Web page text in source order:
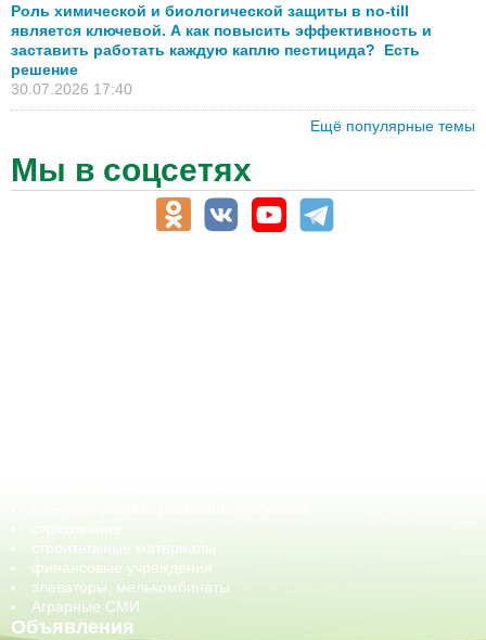
Роль химической и биологической защиты в no-till
является ключевой. А как повысить эффективность и
заставить работать каждую каплю пестицида? Есть
решение
30.07.2026 17:40
Ещё популярные темы
Мы в соцсетях
строительные материалы
финансовые учреждения
элеваторы, мелькомбинаты
Аграрные СМИ
Объявления